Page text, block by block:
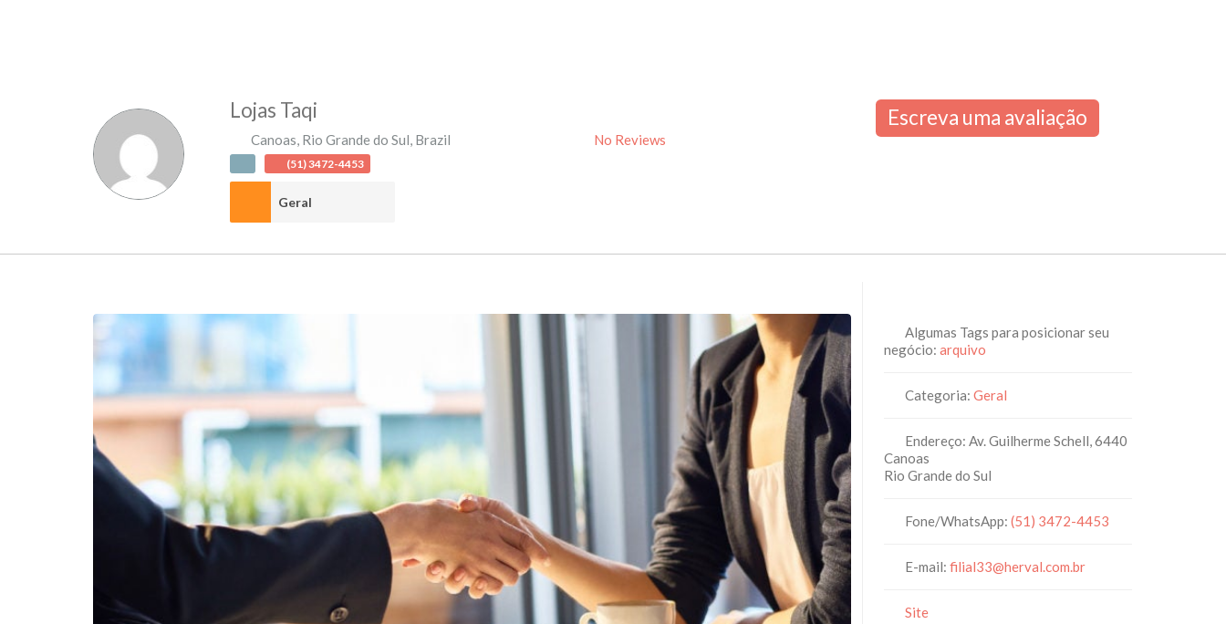
Lojas Taqi
Canoas, Rio Grande do Sul, Brazil No Reviews
(51) 3472-4453
Geral
Escreva uma avaliação
Algumas Tags para posicionar seu
negócio:arquivo
Categoria:Geral
Endereço:Av. Guilherme Schell, 6440
Canoas
Rio Grande do Sul
Fone/WhatsApp:(51) 3472-4453
E-mail:filial33@herval.com.br
Site